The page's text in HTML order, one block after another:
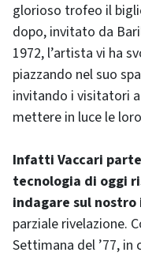
glorioso trofeo il
dopo, invitato da
1972, l’artista vi ha
piazzando nel suo
invitando i visitatori
mettere in luce le
Infatti Vaccari
tecnologia di oggi
indagare sul nostro
parziale rivelazione.
Settimana del ’77,